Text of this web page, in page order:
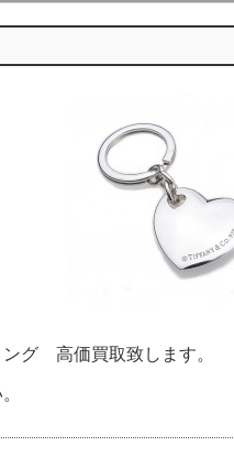
グ 高価買取致します。